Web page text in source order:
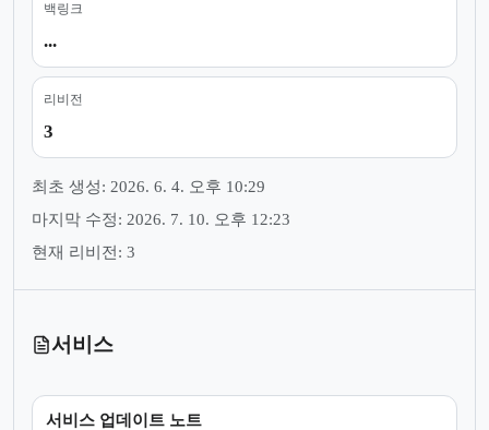
백링크
...
리비전
3
최초 생성: 2026. 6. 4. 오후 10:29
마지막 수정: 2026. 7. 10. 오후 12:23
현재 리비전: 3
서비스
서비스 업데이트 노트